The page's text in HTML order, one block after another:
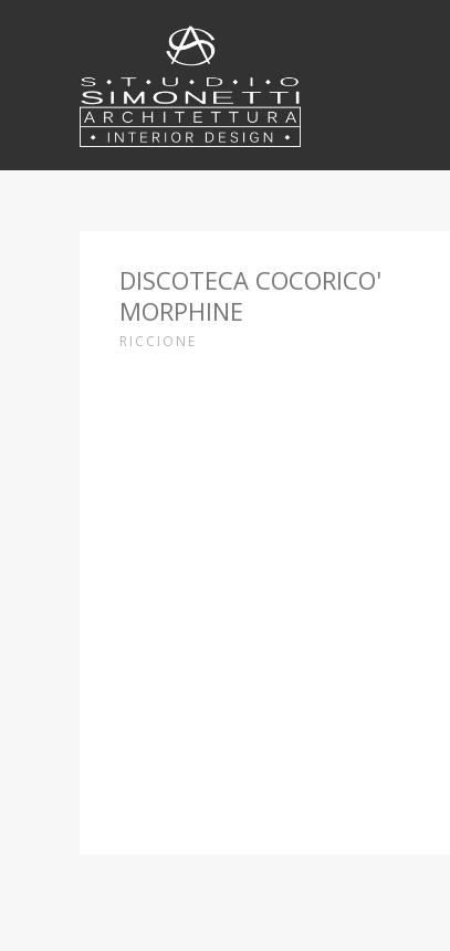
DISCOTECA COCORICO'
MORPHINE
RICCIONE